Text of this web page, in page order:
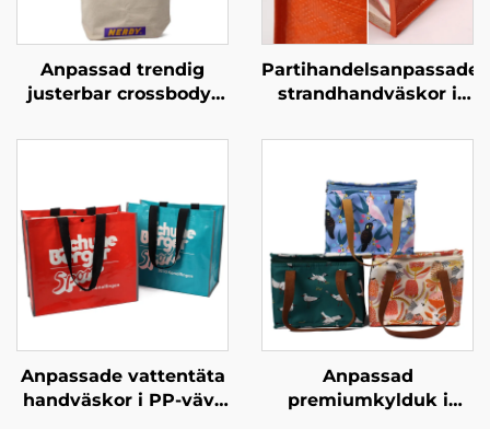
Anpassad trendig
justerbar crossbody-
anpassade färger för
Partihandelsanpassade
strandhandväskor i
slitstarka
för partiförsäljning
Anpassade vattentäta
handväskor i PP-vävt
Anpassad
premiumkylduk i